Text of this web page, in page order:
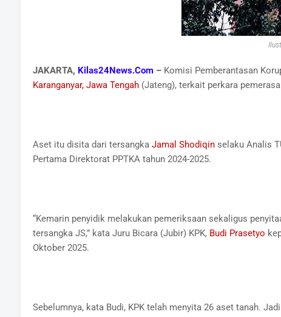
JAKARTA, Kilas24News.Com– Komisi Pemberantasan
Karanganyar, Jawa Tengah(Jateng), terkait perkara
Aset itu disita dari tersangka Jamal Shodiqinselaku Analis
Pertama Direktorat PPTKA tahun 2024-2025.
“Kemarin penyidik melakukan pemeriksaan sekaligus
tersangka JS,” kata Juru Bicara (Jubir) KPK, Budi Prasetyo
Oktober 2025.
Sebelumnya, kata Budi, KPK telah menyita 26 aset tanah.